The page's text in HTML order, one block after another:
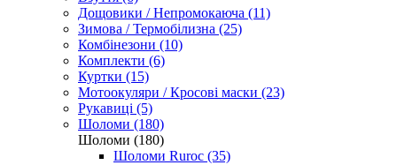
Дощовики / Непромокаюча (11)
Зимова / Термобілизна (25)
Комбінезони (10)
Комплекти (6)
Куртки (15)
Мотоокуляри / Кросові маски (23)
Рукавиці (5)
Шоломи (180)
Шоломи (180)
Шоломи Ruroc (35)